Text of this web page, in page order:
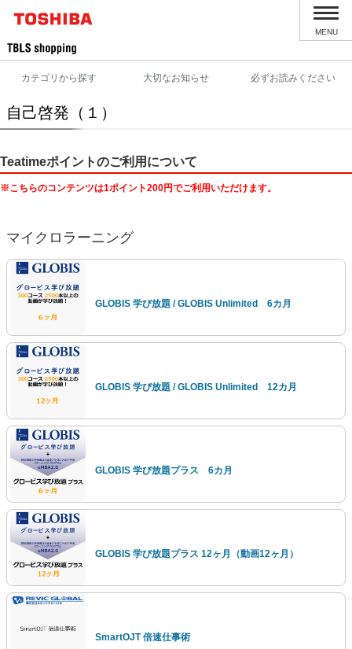
MENU
カテゴリから探す 大切なお知らせ 必ずお読みください
自己啓発（１）
Teatimeポイントのご利用について
※こちらのコンテンツは1ポイント200円でご利用いただけます。
マイクロラーニング
GLOBIS 学び放題 / GLOBIS Unlimited 6カ月
GLOBIS 学び放題 / GLOBIS Unlimited 12カ月
GLOBIS 学び放題プラス 6カ月
GLOBIS 学び放題プラス 12ヶ月（動画12ヶ月）
SmartOJT 倍速仕事術